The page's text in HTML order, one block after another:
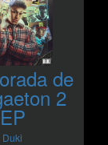
de
2
EP
Duki